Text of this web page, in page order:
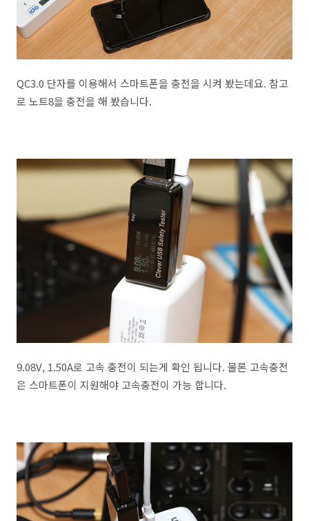
QC3.0 단자를 이용해서 스마트폰을 충전을 시켜 봤는데요. 참고
로 노트8을 충전을 해 봤습니다.
9.08V, 1.50A로 고속 충전이 되는게 확인 됩니다. 물론 고속충전
은 스마트폰이 지원해야 고속충전이 가능 합니다.